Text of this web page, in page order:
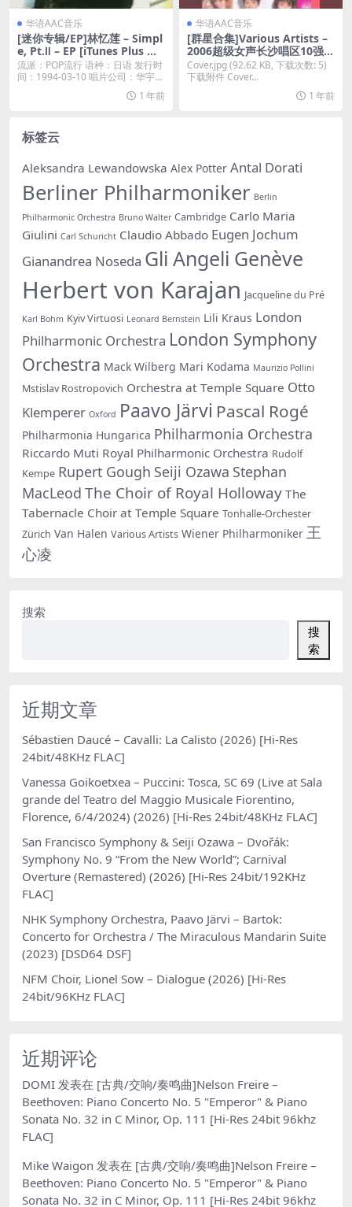
华语AAC音乐
[迷你专辑/EP]林忆莲 – Simpl
e, Pt.Ⅱ – EP [iTunes Plus M4
A]
流派：POP流行 语种：日语 发行时
间：1994-03-10 唱片公司：华宇世
1 年前
华语AAC音乐
[群星合集]Various Artists –
2006超级女声长沙唱区10强 [i
Tunes Plus M4A]
Cover.jpg (92.62 KB, 下载次数: 5)
下载附件 Cover...
1 年前
标签云
Aleksandra Lewandowska Alex Potter Antal Dorati
Berliner Philharmoniker Berlin
Philharmonic Orchestra Bruno Walter Cambridge Carlo Maria
Giulini Carl Schuricht Claudio Abbado Eugen Jochum
Gianandrea Noseda Gli Angeli Genève
Herbert von Karajan Jacqueline du Pré
Karl Bohm Kyiv Virtuosi Leonard Bernstein Lili Kraus London
Philharmonic Orchestra London Symphony
Orchestra Mack Wilberg Mari Kodama Maurizio Pollini
Mstislav Rostropovich Orchestra at Temple Square Otto
Klemperer Oxford Paavo Järvi Pascal Rogé
Philharmonia Hungarica Philharmonia Orchestra
Riccardo Muti Royal Philharmonic Orchestra Rudolf
Kempe Rupert Gough Seiji Ozawa Stephan
MacLeod The Choir of Royal Holloway The
Tabernacle Choir at Temple Square Tonhalle-Orchester
Zürich Van Halen Various Artists Wiener Philharmoniker 王
心凌
搜索
搜
索
近期文章
Sébastien Daucé – Cavalli: La Calisto (2026) [Hi-Res
24bit/48KHz FLAC]
Vanessa Goikoetxea – Puccini: Tosca, SC 69 (Live at Sala
grande del Teatro del Maggio Musicale Fiorentino,
Florence, 6/4/2024) (2026) [Hi-Res 24bit/48KHz FLAC]
San Francisco Symphony & Seiji Ozawa – Dvořák:
Symphony No. 9 “From the New World”; Carnival
Overture (Remastered) (2026) [Hi-Res 24bit/192KHz
FLAC]
NHK Symphony Orchestra, Paavo Järvi – Bartok:
Concerto for Orchestra / The Miraculous Mandarin Suite
(2023) [DSD64 DSF]
NFM Choir, Lionel Sow – Dialogue (2026) [Hi-Res
24bit/96KHz FLAC]
近期评论
DOMI 发表在 [古典/交响/奏鸣曲]Nelson Freire –
Beethoven: Piano Concerto No. 5 "Emperor" & Piano
Sonata No. 32 in C Minor, Op. 111 [Hi-Res 24bit 96khz
FLAC]
Mike Waigon 发表在 [古典/交响/奏鸣曲]Nelson Freire –
Beethoven: Piano Concerto No. 5 "Emperor" & Piano
Sonata No. 32 in C Minor, Op. 111 [Hi-Res 24bit 96khz